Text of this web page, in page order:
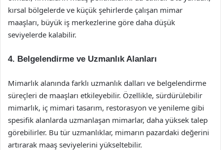
kırsal bölgelerde ve küçük şehirlerde çalışan mimar
maaşları, büyük iş merkezlerine göre daha düşük
seviyelerde kalabilir.
4. Belgelendirme ve Uzmanlık Alanları
Mimarlık alanında farklı uzmanlık dalları ve belgelendirme
süreçleri de maaşları etkileyebilir. Özellikle, sürdürülebilir
mimarlık, iç mimari tasarım, restorasyon ve yenileme gibi
spesifik alanlarda uzmanlaşan mimarlar, daha yüksek talep
görebilirler. Bu tür uzmanlıklar, mimarın pazardaki değerini
artırarak maaş seviyelerini yükseltebilir.